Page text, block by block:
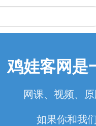
鸡娃客网是
网课、视频、
如果你和我